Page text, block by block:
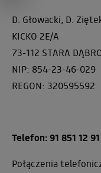
D. Głowacki, D.
KICKO 2E/A
73-112 STARA
NIP: 854-23-46-029
REGON: 320595592
Telefon: 91 851 12 91
Połączenia